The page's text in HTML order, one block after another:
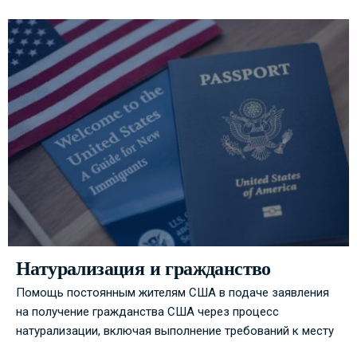
Натурализация и гражданство
Помощь постоянным жителям США в подаче заявления
на получение гражданства США через процесс
натурализации, включая выполнение требований к месту